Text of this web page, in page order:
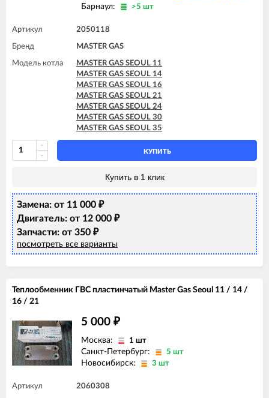
Барнаул: >5 шт
Артикул 2050118
Бренд MASTER GAS
Модель котла
MASTER GAS SEOUL 11
MASTER GAS SEOUL 14
MASTER GAS SEOUL 16
MASTER GAS SEOUL 21
MASTER GAS SEOUL 24
MASTER GAS SEOUL 30
MASTER GAS SEOUL 35
КУПИТЬ
Купить в 1 клик
Замена: от 11 000 ₽
Двигатель: от 12 000 ₽
Запчасти: от 350 ₽
посмотреть все варианты
Теплообменник ГВС пластинчатый Master Gas Seoul 11 / 14 /
16 / 21
5 000 ₽
Москва: 1 шт
Санкт-Петербург: 5 шт
Новосибирск: 3 шт
Артикул 2060308